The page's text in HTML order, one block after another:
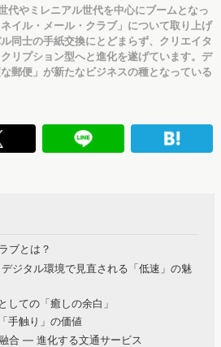
代やミレニアル世代を中心にブームとなっ
イル・メール・クラブ」について取り上げ
同士の手紙交換にとどまらず、クリエイタ
リプション型へと進化を遂げています。デ
郵便」が新たなビジネスの種となっている
ブとは？
ジタル環境で見直される「低速」の魅
しての「癒しの余白」
手触り」の価値
合 — 進化する文通サービス